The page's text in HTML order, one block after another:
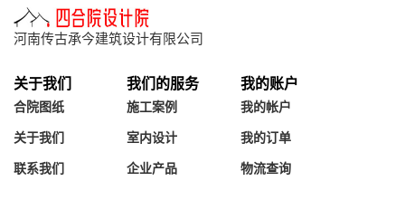
河南传古承今建筑设计有限公司
关于我们
合院图纸
关于我们
联系我们
我们的服务
施工案例
室内设计
企业产品
我的账户
我的帐户
我的订单
物流查询